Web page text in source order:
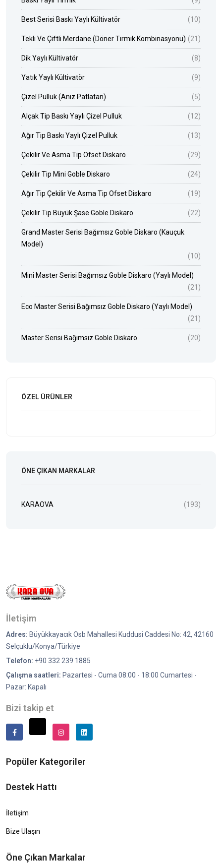
Best Serisi Baskı Yaylı Kültivatör (10)
Tekli Ve Çiftli Merdane (Döner Tırmık Kombinasyonu) (21)
Dik Yaylı Kültivatör (8)
Yatık Yaylı Kültivatör (9)
Çizel Pulluk (Anız Patlatan) (5)
Alçak Tip Baskı Yaylı Çizel Pulluk (12)
Ağır Tip Baskı Yaylı Çizel Pulluk (13)
Çekilir Ve Asma Tip Ofset Diskaro (29)
Çekilir Tip Mini Goble Diskaro (24)
Ağır Tip Çekilir Ve Asma Tip Ofset Diskaro (19)
Çekilir Tip Büyük Şase Goble Diskaro (22)
Grand Master Serisi Bağımsız Goble Diskaro (Kauçuk
Model)
(10)
Mini Master Serisi Bağımsız Goble Diskaro (Yaylı Model)
(21)
Eco Master Serisi Bağımsız Goble Diskaro (Yaylı Model)
(21)
Master Serisi Bağımsız Goble Diskaro (20)
ÖZEL ÜRÜNLER
ÖNE ÇIKAN MARKALAR
KARAOVA (193)
İletişim
Adres: Büyükkayacık Osb Mahallesi Kuddusi Caddesi No: 42, 42160
Selçuklu/Konya/Türkiye
Telefon: +90 332 239 1885
Çalışma saatleri: Pazartesi - Cuma 08:00 - 18:00 Cumartesi -
Pazar: Kapalı
Bizi takip et
Popüler Kategoriler
Destek Hattı
İletişim
Bize Ulaşın
Öne Çıkan Markalar